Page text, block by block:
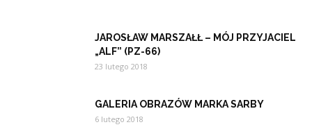
JAROSŁAW MARSZAŁŁ – MÓJ PRZYJACIEL
„ALF” (PZ-66)
23 lutego 2018
GALERIA OBRAZÓW MARKA SARBY
6 lutego 2018